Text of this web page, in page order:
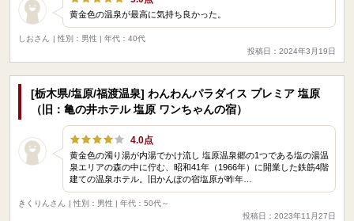
黄金色の温泉が最高に気持ち良かった。
しおさん
| 性別：男性 | 年代：40代
投稿日：2024年3月19日
[栃木県/塩原/福渡温泉] わんわんパラダイス プレミア 塩原
（旧：亀の井ホテル 塩原 ワンちゃんの宿）
4.0点
黄金色の濁り湯が内湯でかけ流し 塩原温泉郷の1つである塩の湯温
泉エリアの森の中に佇む、昭和41年（1966年）に開業した鉄筋4階
建ての温泉ホテル。旧かんぽの宿塩原が昨年…
きくりんさん
| 性別：男性 | 年代：50代～
投稿日：2023年11月27日